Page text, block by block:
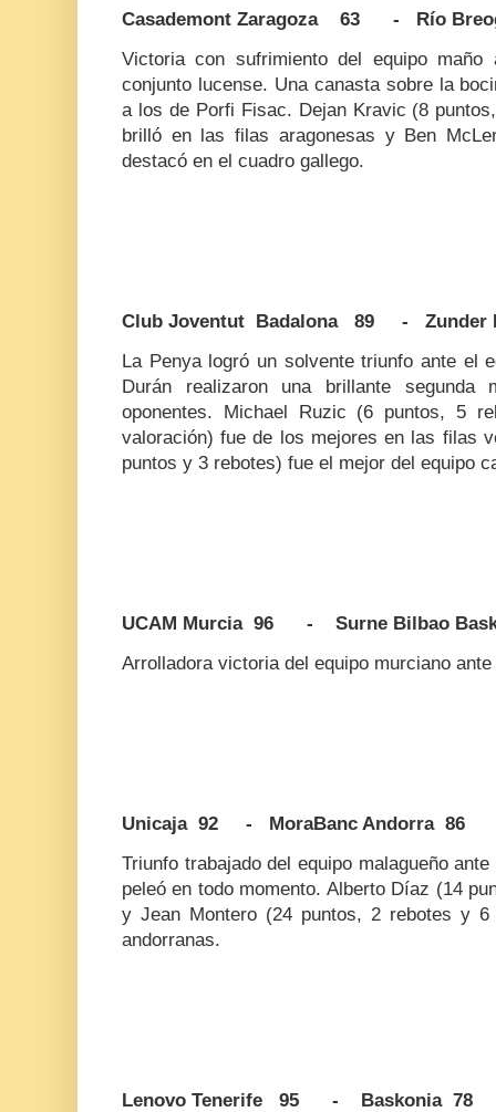
Casademont Zaragoza 63 - Río
Victoria con sufrimiento del equipo
conjunto lucense. Una canasta sobre la
a los de Porfi Fisac. Dejan Kravic (8
brilló en las filas aragonesas y Ben
destacó en el cuadro gallego.
Club Joventut Badalona 89 - Zunder
La Penya logró un solvente triunfo ante el
Durán realizaron una brillante
oponentes. Michael Ruzic (6 puntos, 5
valoración) fue de los mejores en las filas
puntos y 3 rebotes) fue el mejor del equipo
UCAM Murcia 96 - Surne Bilbao
Arrolladora victoria del equipo murciano
Unicaja 92 - MoraBanc Andorra 86
Triunfo trabajado del equipo malagueño
peleó en todo momento. Alberto Díaz (14
y Jean Montero (24 puntos, 2 rebotes y
andorranas.
Lenovo Tenerife 95 - Baskonia 78